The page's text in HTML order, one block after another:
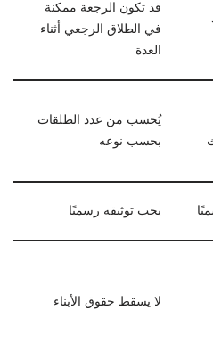
قد تكون الرجعة ممكنة
في الطلاق الرجعي أثناء
العدة
يُحسب من عدد الطلقات
بحسب نوعه
يجب توثيقه رسميًا
لا يسقط حقوق الأبناء